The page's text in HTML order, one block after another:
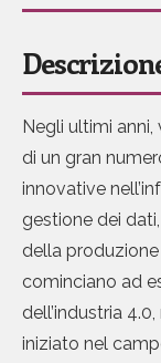
Negli ultimi anni,
di un gran
innovative
gestione dei
della
cominciano ad
dell’industria
iniziato nel